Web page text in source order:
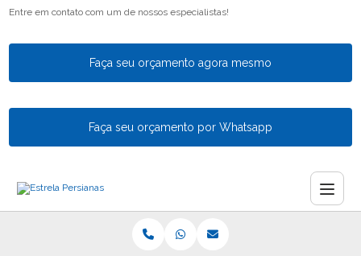
Entre em contato com um de nossos especialistas!
Faça seu orçamento agora mesmo
Faça seu orçamento por Whatsapp